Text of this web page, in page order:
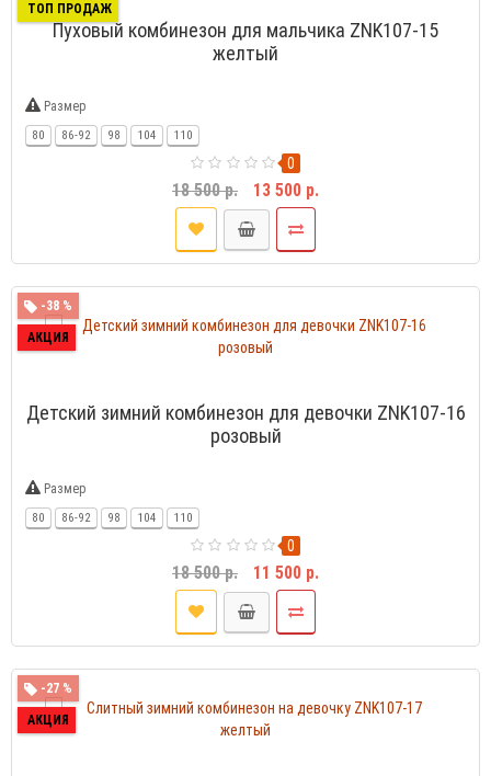
ТОП ПРОДАЖ
Пуховый комбинезон для мальчика ZNK107-15
желтый
Размер
80 86-92 98 104 110
0
18 500 р. 13 500 р.
-38 %
АКЦИЯ
Детский зимний комбинезон для девочки ZNK107-16
розовый
Размер
80 86-92 98 104 110
0
18 500 р. 11 500 р.
-27 %
АКЦИЯ